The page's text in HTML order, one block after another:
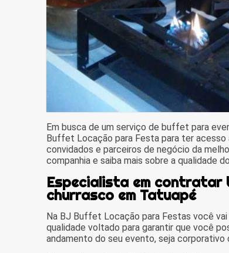
Em busca de um serviço de buffet para
Buffet Locação para Festa para ter acesso
convidados e parceiros de negócio da
companhia e saiba mais sobre a qualidade
Especialista em contratar
churrasco em Tatuapé
Na BJ Buffet Locação para Festas você
qualidade voltado para garantir que você
andamento do seu evento, seja corporativo